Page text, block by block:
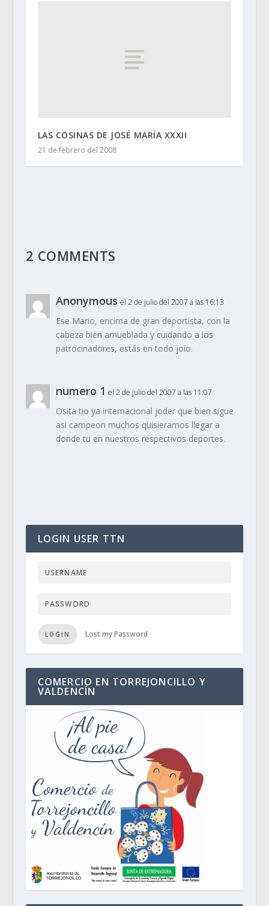
LAS COSINAS DE JOSÉ MARÍA XXXII
21 de febrero del 2008
2 COMMENTS
Anonymous el 2 de julio del 2007 a las 16:13
Ese Mario, encima de gran deportista, con la
cabeza bien amueblada y cuidando a los
patrocinadores, estás en todo joío.
numero 1 el 2 de julio del 2007 a las 11:07
Osita tio ya internacional joder que bien sigue
asi campeon muchos quisieramos llegar a
donde tu en nuestros respectivos deportes.
LOGIN USER TTN
LOGIN Lost my Password
COMERCIO EN TORREJONCILLO Y
VALDENCÍN